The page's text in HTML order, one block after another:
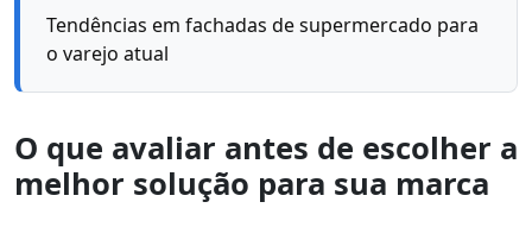
Tendências em fachadas de supermercado para
o varejo atual
O que avaliar antes de escolher a
melhor solução para sua marca